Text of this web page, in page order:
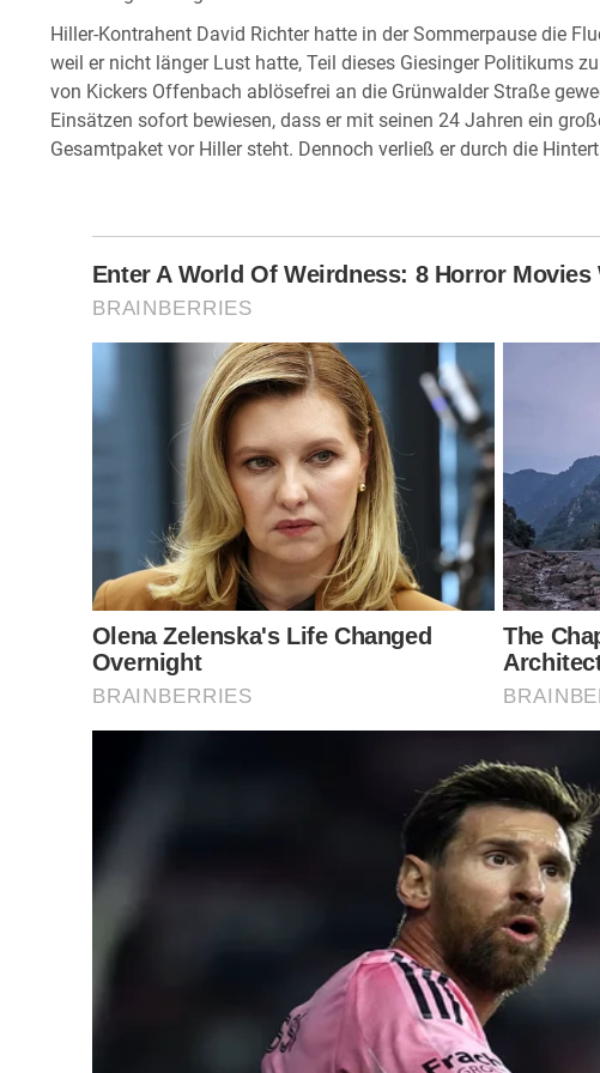
Hiller-Kontrahent David Richter hatte in der Sommerpause die
weil er nicht länger Lust hatte, Teil dieses Giesinger Politikums
von Kickers Offenbach ablösefrei an die Grünwalder Straße
Einsätzen sofort bewiesen, dass er mit seinen 24 Jahren ein
Gesamtpaket vor Hiller steht. Dennoch verließ er durch die